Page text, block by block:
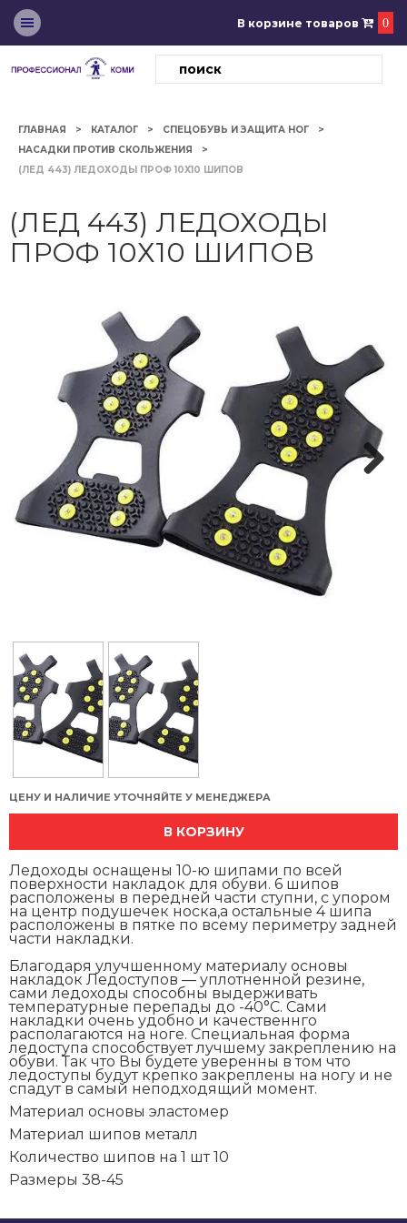
В корзине товаров 0
ГЛАВНАЯ КАТАЛОГ
СПЕЦОБУВЬ И ЗАЩИТА НОГ
НАСАДКИ ПРОТИВ СКОЛЬЖЕНИЯ
(ЛЕД 443) ЛЕДОХОДЫ ПРОФ 10Х10 ШИПОВ
(ЛЕД 443) ЛЕДОХОДЫ
ПРОФ 10Х10 ШИПОВ
ЦЕНУ И НАЛИЧИЕ УТОЧНЯЙТЕ У МЕНЕДЖЕРА
В КОРЗИНУ
Ледоходы оснащены 10-ю шипами по всей
поверхности накладок для обуви. 6 шипов
расположены в передней части ступни, с упором
на центр подушечек носка,а остальные 4 шипа
расположены в пятке по всему периметру задней
части накладки.
Благодаря улучшенному материалу основы
накладок Ледоступов ― уплотненной резине,
сами ледоходы способны выдерживать
температурные перепады до -40°C. Сами
накладки очень удобно и качественнго
располагаются на ноге. Специальная форма
ледоступа способствует лучшему закреплению на
обуви. Так что Вы будете уверенны в том что
ледоступы будут крепко закреплены на ногу и не
спадут в самый неподходящий момент.
Материал основы эластомер
Материал шипов металл
Количество шипов на 1 шт 10
Размеры 38-45